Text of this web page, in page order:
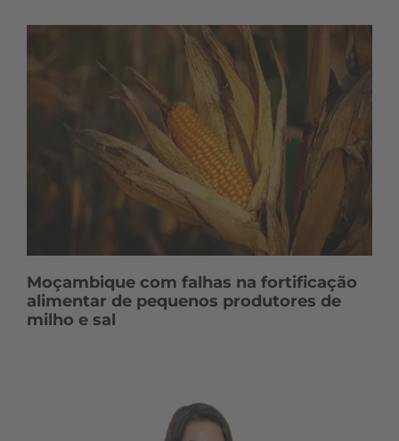
Moçambique com falhas na fortificação
alimentar de pequenos produtores de
milho e sal